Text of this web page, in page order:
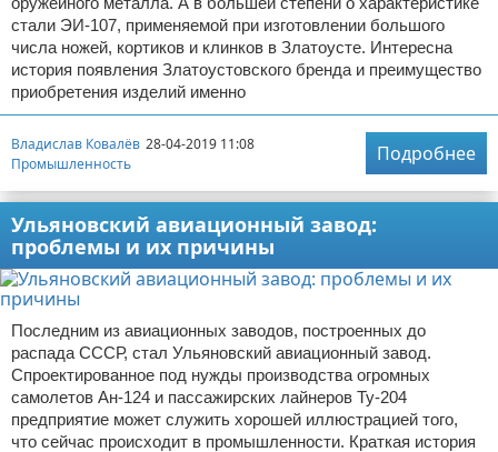
стали ЭИ-107, применяемой при изготовлении большого
числа ножей, кортиков и клинков в Златоусте. Интересна
история появления Златоустовского бренда и преимущество
приобретения изделий именно
Владислав Ковалёв 28-04-2019 11:08
Промышленность
Подробнее
Ульяновский авиационный завод:
проблемы и их причины
Последним из авиационных заводов, построенных до
распада СССР, стал Ульяновский авиационный завод.
Спроектированное под нужды производства огромных
самолетов Ан-124 и пассажирских лайнеров Ту-204
предприятие может служить хорошей иллюстрацией того,
что сейчас происходит в промышленности. Краткая история